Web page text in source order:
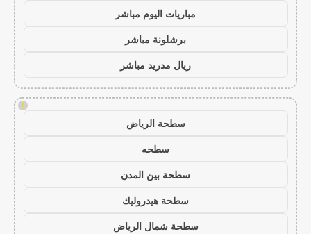
مباريات اليوم مباشر
برشلونة مباشر
ريال مدريد مباشر
!
سطحة الرياض
سطحه
سطحة بين المدن
سطحة هيدروليك
سطحة شمال الرياض